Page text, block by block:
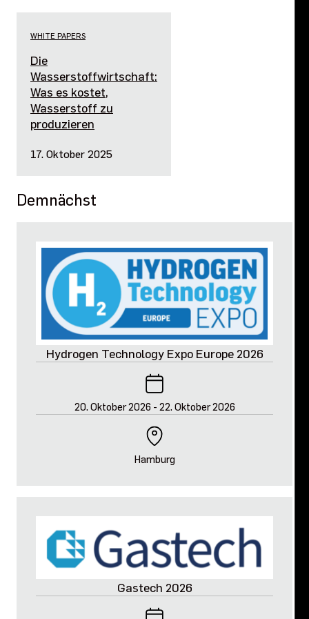
WHITE PAPERS
Die
Wasserstoffwirtschaft:
Was es kostet,
Wasserstoff zu
produzieren
17. Oktober 2025
Demnächst
Hydrogen Technology Expo Europe 2026
20. Oktober 2026 - 22. Oktober 2026
Hamburg
Gastech 2026